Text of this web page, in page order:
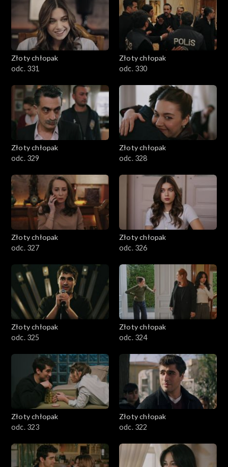
Złoty chłopak
odc. 331
Złoty chłopak
odc. 330
Złoty chłopak
odc. 329
Złoty chłopak
odc. 328
Złoty chłopak
odc. 327
Złoty chłopak
odc. 326
Złoty chłopak
odc. 325
Złoty chłopak
odc. 324
Złoty chłopak
odc. 323
Złoty chłopak
odc. 322